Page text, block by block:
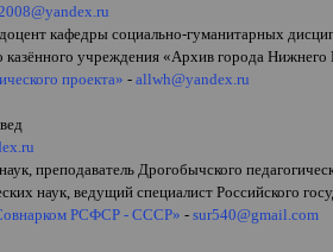
кафедры социально-гуманитарных
казённого учреждения«Архив города Нижнего
проекта» -allwh@yandex.ru
преподаватель Дрогобычского
наук, ведущий специалист Российского
РСФСР - СССР» -sur540@gmail.com